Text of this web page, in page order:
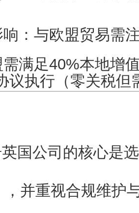
：与欧盟贸易需
需满足40%本地增
议执行（零关税但
国公司的核心是
，并重视合规维护